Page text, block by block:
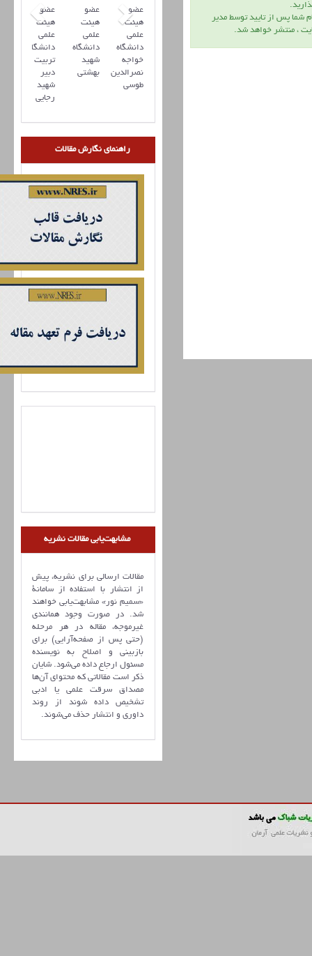
شما پس از تاييد توسط مدير
، منتشر خواهد شد.
عضو
هیئت
علمی
دانشگاه
تربیت
دبیر
شهید
رجایی
عضو
هیئت
علمی
دانشگاه
شهید
بهشتی
عضو
هیئت
علمی
دانشگاه
خواجه
نصرالدین
طوسی
راهنمای نگارش مقالات
مشابهت‌یابی مقالات نشریه
مقالات ارسالی برای نشریه، پیش
از انتشار با استفاده از سامانۀ
«سمیم نور» مشابهت‌یابی خواهند
شد. در صورت وجود همانندی
غیرموجه، مقاله در هر مرحله
(حتی پس از صفحه‌آرایی) برای
بازبینی و اصلاح به نویسنده
مسئول ارجاع داده می‌شود. شایان
ذکر است مقالاتی که محتوای آن‌ها
مصداق سرقت علمی یا ادبی
تشخیص داده شوند از روند
داوری و انتشار حذف می‌شوند.